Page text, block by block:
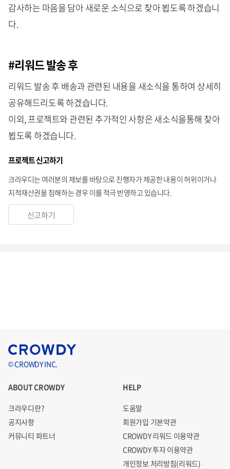
감사하는 마음을 담아 새로운 소식으로 찾아 뵙도록 하겠습니
다.
#리워드 발송 후
리워드 발송 후 배송과 관련된 내용을 새소식을 통하여 상세히
공유해드리도록 하겠습니다.
이외, 프로젝트와 관련된 추가적인 사항은 새소식을통해 찾아
뵙도록 하겠습니다.
프로젝트 신고하기
크라우디는 여러분의 제보를 바탕으로 진행자가 제공한 내용이 허위이거나
지적재산권을 침해하는 경우 이를 적극 반영하고 있습니다.
신고하기
© CROWDY INC.
ABOUT CROWDY
크라우디란?
공지사항
커뮤니티 파트너
HELP
도움말
회원가입 기본약관
CROWDY 리워드 이용약관
CROWDY 투자 이용약관
개인정보 처리방침(리워드)